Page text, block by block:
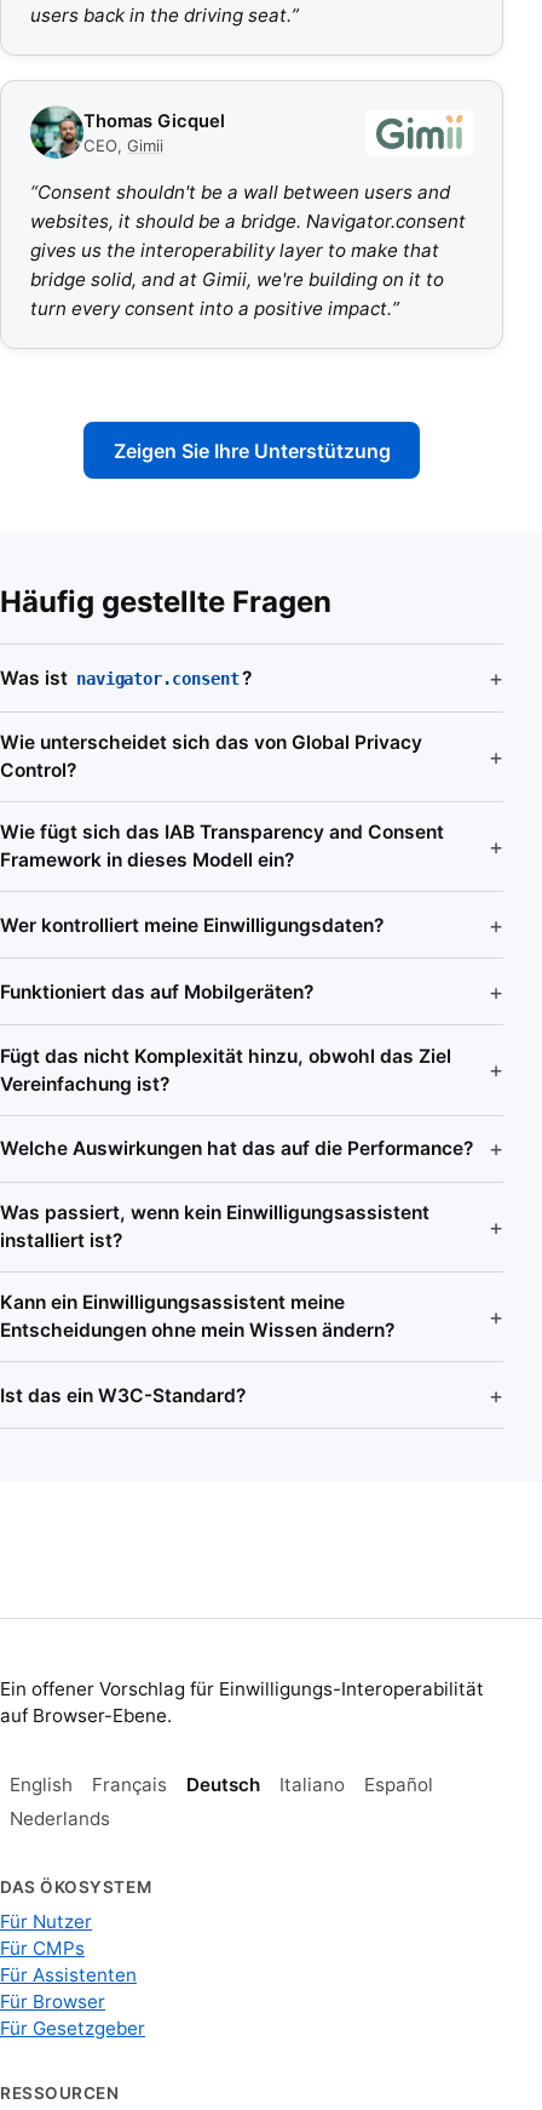
users back in the driving seat.”
Thomas Gicquel
CEO, Gimii
“Consent shouldn't be a wall between users and
websites, it should be a bridge. Navigator.consent
gives us the interoperability layer to make that
bridge solid, and at Gimii, we're building on it to
turn every consent into a positive impact.”
Zeigen Sie Ihre Unterstützung
Häufig gestellte Fragen
Was ist navigator.consent?
Wie unterscheidet sich das von Global Privacy
Control?
Wie fügt sich das IAB Transparency and Consent
Framework in dieses Modell ein?
Wer kontrolliert meine Einwilligungsdaten?
Funktioniert das auf Mobilgeräten?
Fügt das nicht Komplexität hinzu, obwohl das Ziel
Vereinfachung ist?
Welche Auswirkungen hat das auf die Performance?
Was passiert, wenn kein Einwilligungsassistent
installiert ist?
Kann ein Einwilligungsassistent meine
Entscheidungen ohne mein Wissen ändern?
Ist das ein W3C-Standard?
Ein offener Vorschlag für Einwilligungs-Interoperabilität
auf Browser-Ebene.
English Français Deutsch Italiano
Español
Nederlands
DAS ÖKOSYSTEM
Für Nutzer
Für CMPs
Für Assistenten
Für Browser
Für Gesetzgeber
RESSOURCEN